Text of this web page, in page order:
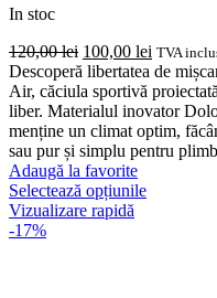
In stoc
120,00lei Prețul
inițial
a
fost:
120,00 lei.
100,00 lei Prețul
curent
este:
100,00
TVA
Descoperă libertatea de
Air, căciula sportivă
liber. Materialul inovator
menține un climat optim,
sau pur și simplu pentru
Adaugă la favorite
Selectează opțiunileAcest
Vizualizare rapidă
-17%